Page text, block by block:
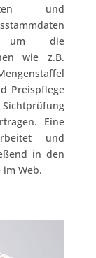
und
um die
wie z.B.
Preispflege
Eine
und
in den
Web.